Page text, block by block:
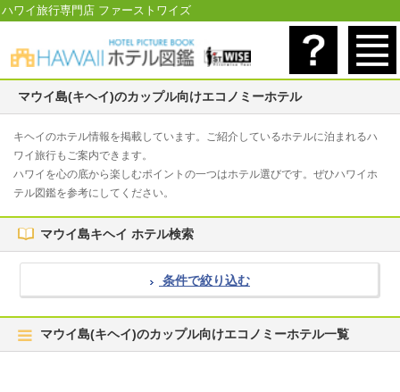
ハワイ旅行専門店 ファーストワイズ
マウイ島(キヘイ)のカップル向けエコノミーホテル
キヘイのホテル情報を掲載しています。ご紹介しているホテルに泊まれるハ
ワイ旅行もご案内できます。
ハワイを心の底から楽しむポイントの一つはホテル選びです。ぜひハワイホ
テル図鑑を参考にしてください。
マウイ島キヘイ ホテル検索
条件で絞り込む
マウイ島(キヘイ)のカップル向けエコノミーホテル一覧